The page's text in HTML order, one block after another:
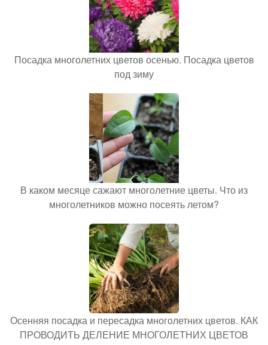
Посадка многолетних цветов осенью. Посадка цветов
под зиму
В каком месяце сажают многолетние цветы. Что из
многолетников можно посеять летом?
Осенняя посадка и пересадка многолетних цветов. КАК
ПРОВОДИТЬ ДЕЛЕНИЕ МНОГОЛЕТНИХ ЦВЕТОВ